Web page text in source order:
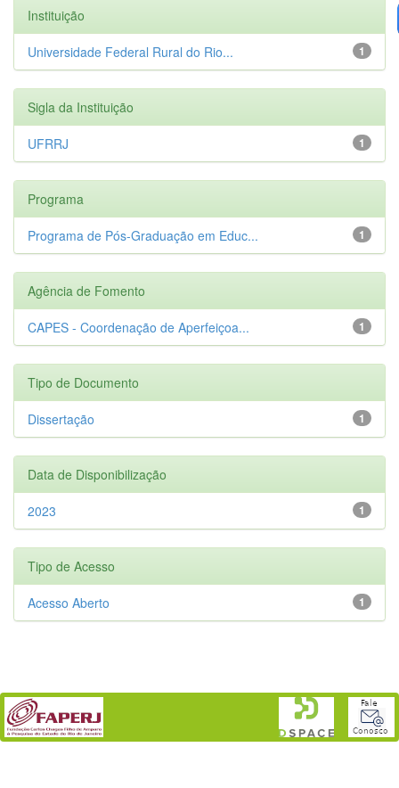
Instituição
1
Universidade Federal Rural do Rio...
Sigla da Instituição
1
UFRRJ
Programa
1
Programa de Pós-Graduação em Educ...
Agência de Fomento
1
CAPES - Coordenação de Aperfeiçoa...
Tipo de Documento
1
Dissertação
Data de Disponibilização
1
2023
Tipo de Acesso
1
Acesso Aberto